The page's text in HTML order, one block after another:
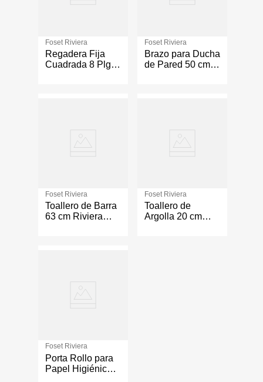
Foset Riviera
Regadera Fija
Cuadrada 8 Plg
Foset Riviera
Brazo para Ducha
de Pared 50 cm
Foset Riviera
Toallero de Barra
63 cm Riviera
Foset Riviera
Toallero de
Argolla 20 cm
Foset Riviera
Porta Rollo para
Papel Higiénico